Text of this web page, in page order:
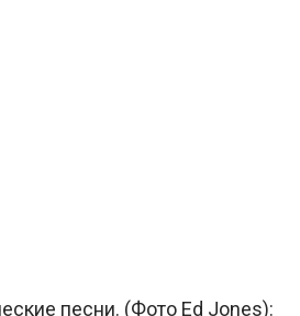
песни. (Фото Ed Jones):